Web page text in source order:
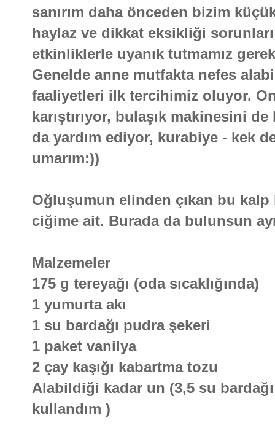
sanırım daha önceden bizim
haylaz ve dikkat eksikliği
etkinliklerle uyanık tutmamız
Genelde anne mutfakta nefes
faaliyetleri ilk tercihimiz oluyor.
karıştırıyor, bulaşık makinesini
da yardım ediyor, kurabiye - kek
umarım:))
Oğluşumun elinden çıkan bu
ciğime ait. Burada da bulunsun
Malzemeler
175 g tereyağı (oda sıcaklığında)
1 yumurta akı
1 su bardağı pudra şekeri
1 paket vanilya
2 çay kaşığı kabartma tozu
Alabildiği kadar un (3,5 su
kullandım )